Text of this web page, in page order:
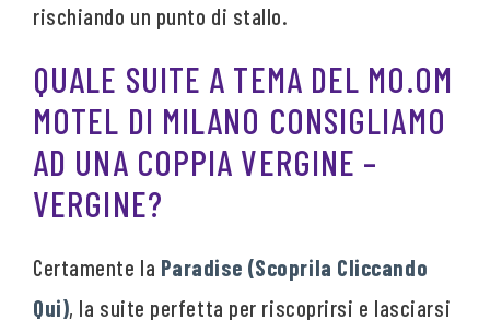
rischiando un punto di stallo.
QUALE SUITE A TEMA DEL MO.OM
MOTEL DI MILANO CONSIGLIAMO
AD UNA COPPIA VERGINE –
VERGINE?
Certamente la Paradise (Scoprila Cliccando
Qui), la suite perfetta per riscoprirsi e lasciarsi